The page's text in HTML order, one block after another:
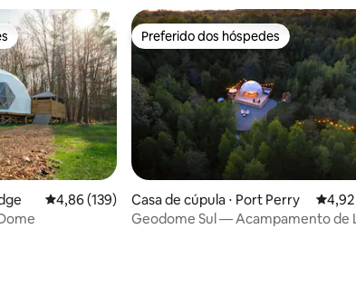
avaliações4,86 de uma avaliação média de 5, 139 avaliações
4,86 (139)
Preferido dos hóspedes
Preferido dos hóspedes
Casa de cúpula ⋅ Port Perry 4,92
Geodome Sul — Acampamento de